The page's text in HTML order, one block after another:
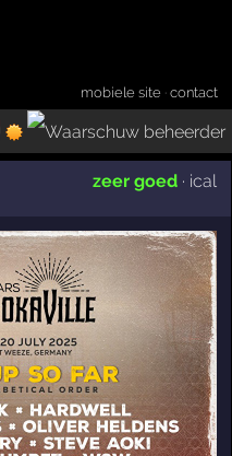
mobiele site ·contact
zeer goed · ical